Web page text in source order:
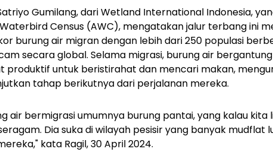
Gumilang, dari Wetland International Indonesia,
Census (AWC), mengatakan jalur terbang ini
burung air migran dengan lebih dari 250 populasi
secara global. Selama migrasi, burung air
produktif untuk beristirahat dan mencari makan,
tahap berikutnya dari perjalanan mereka.
air bermigrasi umumnya burung pantai, yang kalau
Dia suka di wilayah pesisir yang banyak mudflat
kata Ragil, 30 April 2024.